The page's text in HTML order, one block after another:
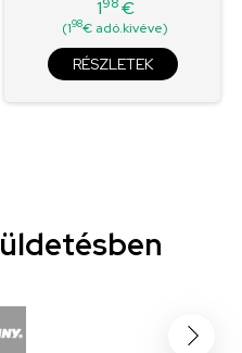
Ár
1 €
(198€ adó.kivéve)
RÉSZLETEK